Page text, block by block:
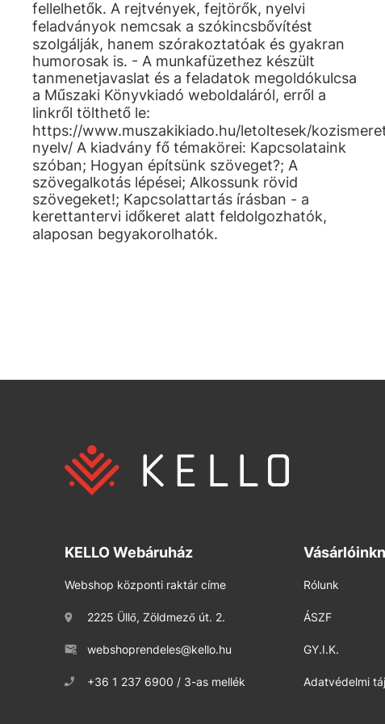
fellelhetők. A rejtvények, fejtörők, nyelvi
feladványok nemcsak a szókincsbővítést
szolgálják, hanem szórakoztatóak és gyakran
humorosak is. - A munkafüzethez készült
tanmenetjavaslat és a feladatok megoldókulcsa
a Műszaki Könyvkiadó weboldaláról, erről a
linkről tölthető le:
https://www.muszakikiado.hu/letoltesek/
nyelv/ A kiadvány fő témakörei: Kapcsolataink
szóban; Hogyan építsünk szöveget?; A
szövegalkotás lépései; Alkossunk rövid
szövegeket!; Kapcsolattartás írásban - a
kerettantervi időkeret alatt feldolgozhatók,
alaposan begyakorolhatók.
KELLO Webáruház
Webshop központi raktár címe
2225 Üllő, Zöldmező út. 2.
webshoprendeles@kello.hu
+36 1 237 6900 / 3-as mellék
Rólunk
ÁSZF
GY.I.K.
Adatvédelmi